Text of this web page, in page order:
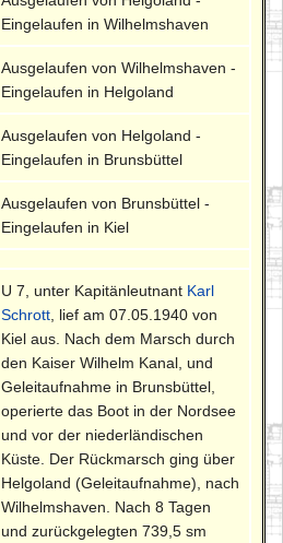
Eingelaufen in Wilhelmshaven
Ausgelaufen von Wilhelmshaven -
Eingelaufen in Helgoland
Ausgelaufen von Helgoland -
Eingelaufen in Brunsbüttel
Ausgelaufen von Brunsbüttel -
Eingelaufen in Kiel
U 7, unter Kapitänleutnant Karl
Schrott , lief am 07.05.1940 von
Kiel aus. Nach dem Marsch durch
den Kaiser Wilhelm Kanal, und
Geleitaufnahme in Brunsbüttel,
operierte das Boot in der Nordsee
und vor der niederländischen
Küste. Der Rückmarsch ging über
Helgoland (Geleitaufnahme), nach
Wilhelmshaven. Nach 8 Tagen
und zurückgelegten 739,5 sm